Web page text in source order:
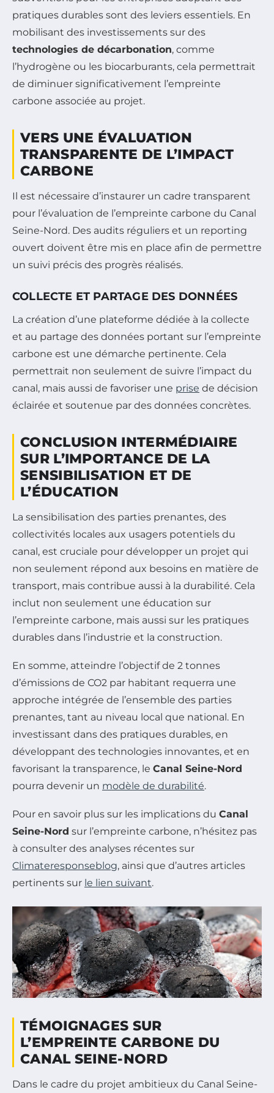
pratiques durables sont des leviers essentiels. En
mobilisant des investissements sur des
technologies de décarbonation, comme
l’hydrogène ou les biocarburants, cela permettrait
de diminuer significativement l’empreinte
carbone associée au projet.
VERS UNE ÉVALUATION
TRANSPARENTE DE L’IMPACT
CARBONE
Il est nécessaire d’instaurer un cadre transparent
pour l’évaluation de l’empreinte carbone du Canal
Seine-Nord. Des audits réguliers et un reporting
ouvert doivent être mis en place afin de permettre
un suivi précis des progrès réalisés.
COLLECTE ET PARTAGE DES DONNÉES
La création d’une plateforme dédiée à la collecte
et au partage des données portant sur l’empreinte
carbone est une démarche pertinente. Cela
permettrait non seulement de suivre l’impact du
canal, mais aussi de favoriser une prise de décision
éclairée et soutenue par des données concrètes.
CONCLUSION INTERMÉDIAIRE
SUR L’IMPORTANCE DE LA
SENSIBILISATION ET DE
L’ÉDUCATION
La sensibilisation des parties prenantes, des
collectivités locales aux usagers potentiels du
canal, est cruciale pour développer un projet qui
non seulement répond aux besoins en matière de
transport, mais contribue aussi à la durabilité. Cela
inclut non seulement une éducation sur
l’empreinte carbone, mais aussi sur les pratiques
durables dans l’industrie et la construction.
En somme, atteindre l’objectif de 2 tonnes
d’émissions de CO2 par habitant requerra une
approche intégrée de l’ensemble des parties
prenantes, tant au niveau local que national. En
investissant dans des pratiques durables, en
développant des technologies innovantes, et en
favorisant la transparence, le Canal Seine-Nord
pourra devenir un modèle de durabilité.
Pour en savoir plus sur les implications du Canal
Seine-Nord sur l’empreinte carbone, n’hésitez pas
à consulter des analyses récentes sur
Climateresponseblog, ainsi que d’autres articles
pertinents sur le lien suivant.
TÉMOIGNAGES SUR
L’EMPREINTE CARBONE DU
CANAL SEINE-NORD
Dans le cadre du projet ambitieux du Canal Seine-